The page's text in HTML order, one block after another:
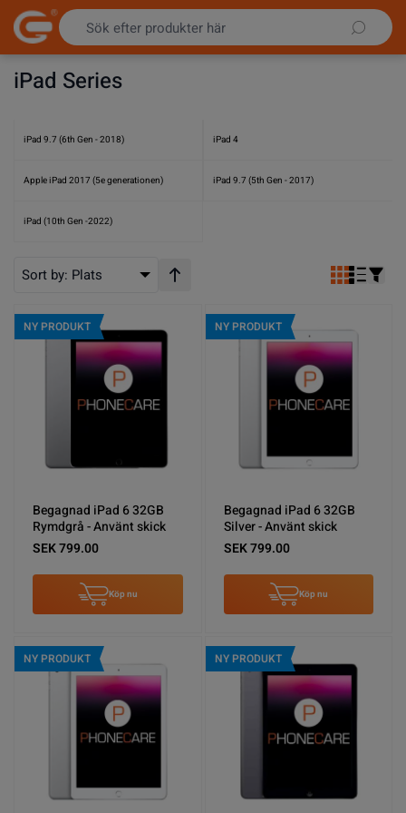
Hoppa till innehållet
iPad Series
iPad 9.7 (6th Gen - 2018) iPad 4
Apple iPad 2017 (5e generationen) iPad 9.7 (5th Gen - 2017)
iPad (10th Gen -2022)
Sort by: Plats Stigande ordning
NY PRODUKT
Begagnad iPad 6 32GB
Rymdgrå - Använt skick
SEK 799.00
Köp nu
NY PRODUKT
Begagnad iPad 6 32GB
Silver - Använt skick
SEK 799.00
Köp nu
NY PRODUKT NY PRODUKT